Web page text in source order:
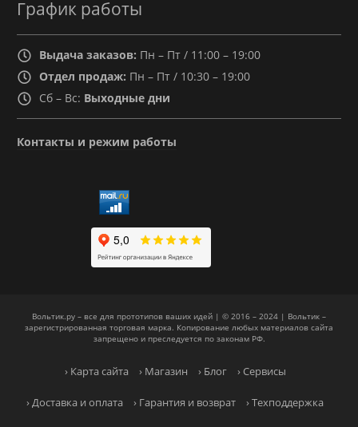
График работы
Выдача заказов: Пн – Пт / 11:00 – 19:00
Отдел продаж: Пн – Пт / 10:30 – 19:00
Сб – Вс: Выходные дни
Контакты и режим работы
Вольтик.ру – все для прототипов ваших идей | © 2016 – 2024 | Вольтик –
зарегистрированная торговая марка. Копирование любых материалов сайта
запрещено и преследуется по законам РФ.
› Карта сайта › Магазин › Блог › Сервисы
› Доставка и оплата › Гарантия и возврат › Техподдержка